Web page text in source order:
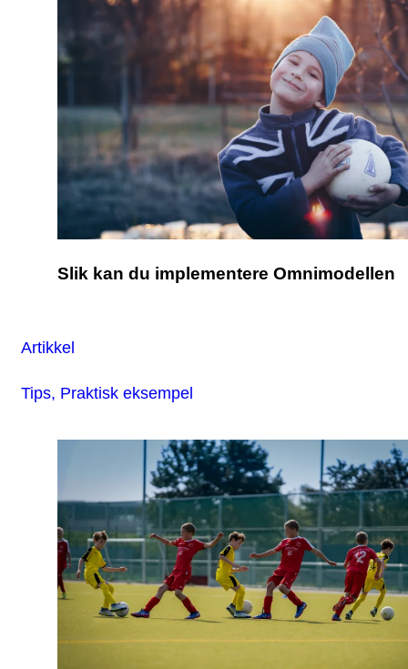
Slik kan du implementere Omnimodellen
Artikkel
Tips, Praktisk eksempel